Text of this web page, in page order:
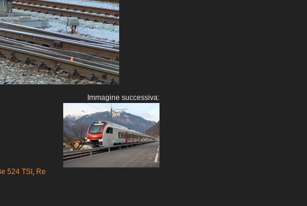
524 TSI , Re
Immagine successiva: